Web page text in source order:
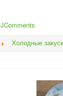
JComments
Холодные